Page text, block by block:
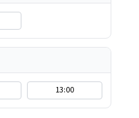
13:00